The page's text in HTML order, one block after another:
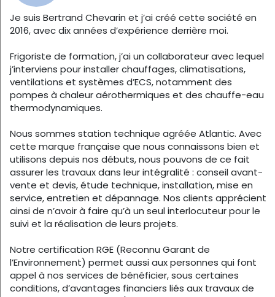
Je suis Bertrand Chevarin et j’ai créé cette société en
2016, avec dix années d’expérience derrière moi.
Frigoriste de formation, j’ai un collaborateur avec lequel
j’interviens pour installer chauffages, climatisations,
ventilations et systèmes d’ECS, notamment des
pompes à chaleur aérothermiques et des chauffe-eau
thermodynamiques.
Nous sommes station technique agréée Atlantic. Avec
cette marque française que nous connaissons bien et
utilisons depuis nos débuts, nous pouvons de ce fait
assurer les travaux dans leur intégralité : conseil avant-
vente et devis, étude technique, installation, mise en
service, entretien et dépannage. Nos clients apprécient
ainsi de n’avoir à faire qu’à un seul interlocuteur pour le
suivi et la réalisation de leurs projets.
Notre certification RGE (Reconnu Garant de
l’Environnement) permet aussi aux personnes qui font
appel à nos services de bénéficier, sous certaines
conditions, d’avantages financiers liés aux travaux de